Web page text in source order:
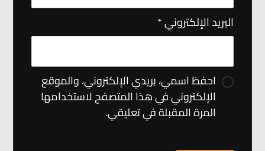
البريد الإلكتروني*
احفظ اسمي، بريدي الإلكتروني، والموقع
الإلكتروني في هذا المتصفح لاستخدامها
المرة المقبلة في تعليقي.